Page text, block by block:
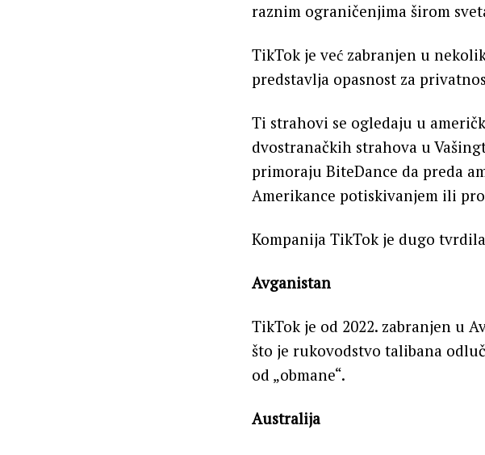
raznim ograničenjima širom
TikTok je već zabranjen u
predstavlja opasnost za
Ti strahovi se ogledaju u
dvostranačkih strahova u
primoraju BiteDance da preda
Amerikance potiskivanjem ili
Kompanija TikTok je dugo
Avganistan
TikTok je od 2022. zabranjen u
što je rukovodstvo talibana
od „obmane“.
Australija